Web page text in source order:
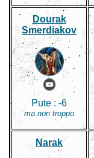
Dourak
Smerdiakov
Pute : -6
ma non troppo
Narak